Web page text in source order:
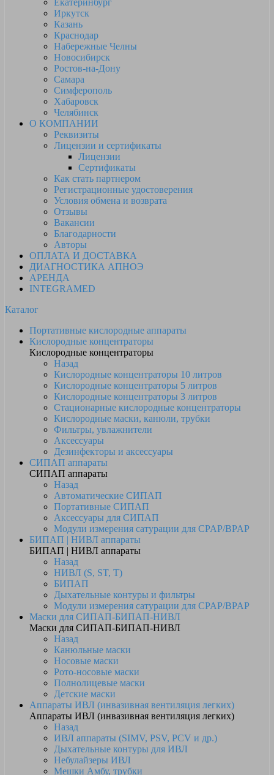
Екатеринбург
Иркутск
Казань
Краснодар
Набережные Челны
Новосибирск
Ростов-на-Дону
Самара
Симферополь
Хабаровск
Челябинск
О КОМПАНИИ
Реквизиты
Лицензии и сертификаты
Лицензии
Сертификаты
Как стать партнером
Регистрационные удостоверения
Условия обмена и возврата
Отзывы
Вакансии
Благодарности
Авторы
ОПЛАТА И ДОСТАВКА
ДИАГНОСТИКА АПНОЭ
АРЕНДА
INTEGRAMED
Каталог
Портативные кислородные аппараты
Кислородные концентраторы
Кислородные концентраторы
Назад
Кислородные концентраторы 10 литров
Кислородные концентраторы 5 литров
Кислородные концентраторы 3 литров
Стационарные кислородные концентраторы
Кислородные маски, канюли, трубки
Фильтры, увлажнители
Аксессуары
Дезинфекторы и аксессуары
СИПАП аппараты
СИПАП аппараты
Назад
Автоматические СИПАП
Портативные СИПАП
Аксессуары для СИПАП
Модули измерения сатурации для CPAP/BPAP
БИПАП | НИВЛ аппараты
БИПАП | НИВЛ аппараты
Назад
НИВЛ (S, ST, T)
БИПАП
Дыхательные контуры и фильтры
Модули измерения сатурации для CPAP/BPAP
Маски для СИПАП-БИПАП-НИВЛ
Маски для СИПАП-БИПАП-НИВЛ
Назад
Канюльные маски
Носовые маски
Рото-носовые маски
Полнолицевые маски
Детские маски
Аппараты ИВЛ (инвазивная вентиляция легких)
Аппараты ИВЛ (инвазивная вентиляция легких)
Назад
ИВЛ аппараты (SIMV, PSV, PCV и др.)
Дыхательные контуры для ИВЛ
Небулайзеры ИВЛ
Мешки Амбу, трубки